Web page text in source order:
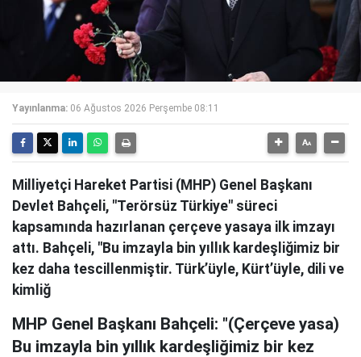
Yayınlanma: 06 Ağustos 2026 Perşembe 08:11
Milliyetçi Hareket Partisi (MHP) Genel Başkanı
Devlet Bahçeli, "Terörsüz Türkiye" süreci
kapsamında hazırlanan çerçeve yasaya ilk imzayı
attı. Bahçeli, "Bu imzayla bin yıllık kardeşliğimiz bir
kez daha tescillenmiştir. Türk’üyle, Kürt’üyle, dili ve
kimliğ
MHP Genel Başkanı Bahçeli: "(Çerçeve yasa)
Bu imzayla bin yıllık kardeşliğimiz bir kez